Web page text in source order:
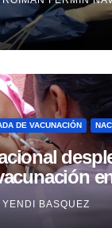
de
DE VACUNACIÓN
YENDI BASQUEZ